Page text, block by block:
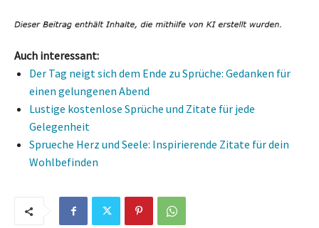
Auch interessant:
Der Tag neigt sich dem Ende zu Sprüche: Gedanken für
einen gelungenen Abend
Lustige kostenlose Sprüche und Zitate für jede
Gelegenheit
Sprueche Herz und Seele: Inspirierende Zitate für dein
Wohlbefinden